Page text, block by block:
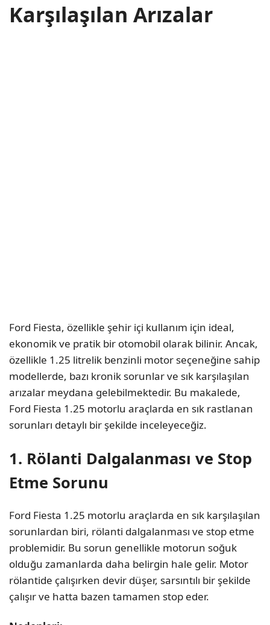
Karşılaşılan Arızalar
Ford Fiesta, özellikle şehir içi kullanım için ideal,
ekonomik ve pratik bir otomobil olarak bilinir. Ancak,
özellikle 1.25 litrelik benzinli motor seçeneğine sahip
modellerde, bazı kronik sorunlar ve sık karşılaşılan
arızalar meydana gelebilmektedir. Bu makalede,
Ford Fiesta 1.25 motorlu araçlarda en sık rastlanan
sorunları detaylı bir şekilde inceleyeceğiz.
1. Rölanti Dalgalanması ve Stop
Etme Sorunu
Ford Fiesta 1.25 motorlu araçlarda en sık karşılaşılan
sorunlardan biri, rölanti dalgalanması ve stop etme
problemidir. Bu sorun genellikle motorun soğuk
olduğu zamanlarda daha belirgin hale gelir. Motor
rölantide çalışırken devir düşer, sarsıntılı bir şekilde
çalışır ve hatta bazen tamamen stop eder.